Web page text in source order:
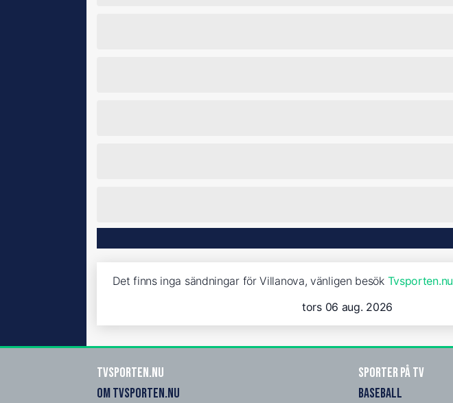
Det finns inga sändningar för Villanova, vänligen besök Tvsporten.nu
tors 06 aug. 2026
Tvsporten.nu
OM TVSPORTEN.NU
Sporter på TV
BASEBALL